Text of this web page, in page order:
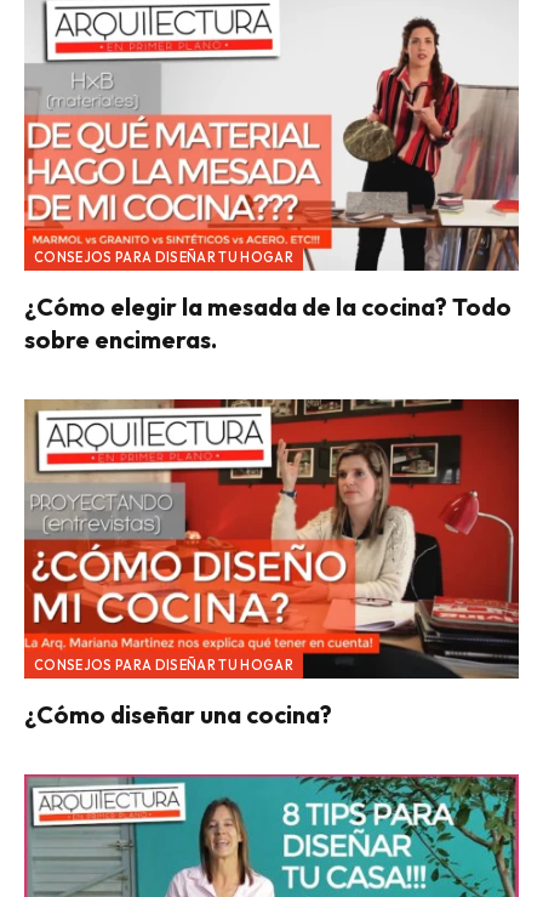
CONSEJOS PARA DISEÑAR TU HOGAR
¿Cómo elegir la mesada de la cocina? Todo
sobre encimeras.
CONSEJOS PARA DISEÑAR TU HOGAR
¿Cómo diseñar una cocina?